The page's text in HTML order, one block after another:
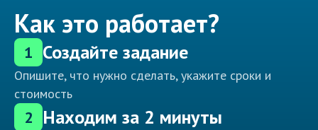
Как это работает?
1 Создайте задание
Опишите, что нужно сделать, укажите сроки и
стоимость
2 Находим за 2 минуты